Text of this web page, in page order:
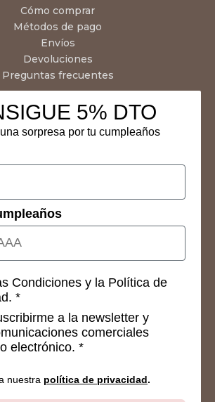
Cómo comprar
Métodos de pago
Envíos
Devoluciones
Preguntas frecuentes
5% DTO
sorpresa por tu cumpleaños
Condiciones y la Política de
*
a la newsletter y
comerciales
electrónico. *
nuestra política de privacidad.